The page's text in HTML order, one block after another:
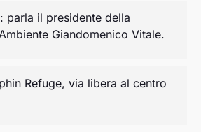
parla il presidente della
Giandomenico Vitale.
Refuge, via libera al centro